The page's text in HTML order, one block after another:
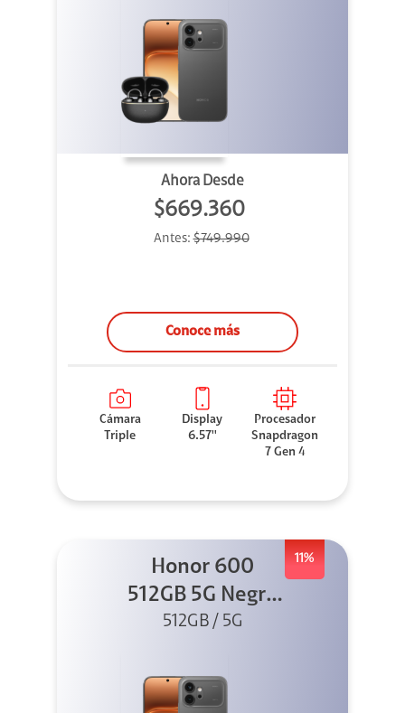
Ahora Desde
$669.360
Antes:$749.990
Conoce más
Cámara
Triple
Display
6.57''
Procesador
Snapdragon
7 Gen 4
11%
Honor 600
512GB 5G Negro
+ Clip 2
512GB / 5G